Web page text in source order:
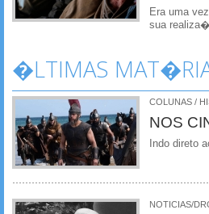
Era uma
sua
�LTIMAS
COLUNAS /
NOS
Indo direto
NOTICIAS/